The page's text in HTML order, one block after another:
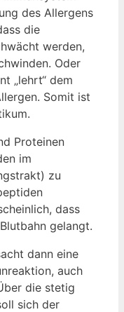
des Allergens
die
werden,
Oder
„lehrt“ dem
Somit ist
Proteinen
im
zu
dass
gelangt.
dann eine
auch
die stetig
sich der